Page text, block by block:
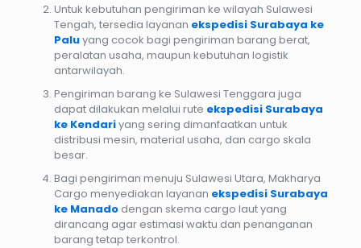
Untuk kebutuhan pengiriman ke wilayah Sulawesi
Tengah, tersedia layanan ekspedisi Surabaya ke
Paluyang cocok bagi pengiriman barang berat,
peralatan usaha, maupun kebutuhan logistik
antarwilayah.
Pengiriman barang ke Sulawesi Tenggara juga
dapat dilakukan melalui rute ekspedisi Surabaya
ke Kendariyang sering dimanfaatkan untuk
distribusi mesin, material usaha, dan cargo skala
besar.
Bagi pengiriman menuju Sulawesi Utara, Makharya
Cargo menyediakan layanan ekspedisi Surabaya
ke Manadodengan skema cargo laut yang
dirancang agar estimasi waktu dan penanganan
barang tetap terkontrol.